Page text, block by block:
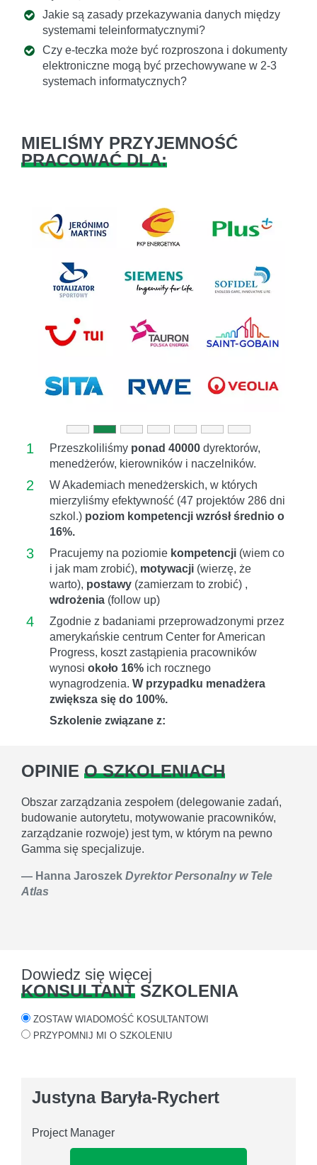
Jakie są zasady przekazywania danych między
systemami teleinformatycznymi?
Czy e-teczka może być rozproszona i dokumenty
elektroniczne mogą być przechowywane w 2-3
systemach informatycznych?
MIELIŚMY PRZYJEMNOŚĆ
PRACOWAĆ DLA:
1 Przeszkoliliśmy ponad 40000 dyrektorów,
menedżerów, kierowników i naczelników.
2
W Akademiach menedżerskich, w których
mierzyliśmy efektywność (47 projektów 286 dni
szkol.) poziom kompetencji wzrósł średnio o
16%.
3 Pracujemy na poziomie kompetencji (wiem co
i jak mam zrobić), motywacji (wierzę, że
warto), postawy (zamierzam to zrobić) ,
wdrożenia (follow up)
4
Zgodnie z badaniami przeprowadzonymi przez
amerykańskie centrum Center for American
Progress, koszt zastąpienia pracowników
wynosi około 16% ich rocznego
wynagrodzenia. W przypadku menadżera
zwiększa się do 100%.
Szkolenie związane z:
OPINIE O SZKOLENIACH
Obszar zarządzania zespołem (delegowanie zadań,
budowanie autorytetu, motywowanie pracowników,
zarządzanie rozwoje) jest tym, w którym na pewno
Gamma się specjalizuje.
Hanna Jaroszek Dyrektor Personalny w Tele
Atlas
Dowiedz się więcej
KONSULTANT SZKOLENIA
ZOSTAW WIADOMOŚĆ KOSULTANTOWI
PRZYPOMNIJ MI O SZKOLENIU
Justyna Baryła-Rychert
Project Manager